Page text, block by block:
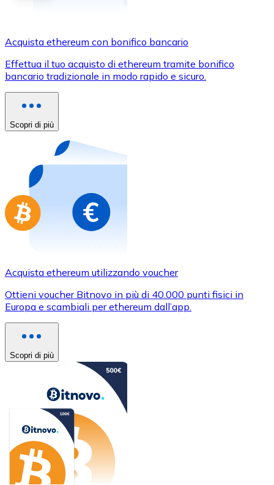
Usa le carte Visa e Mastercard per acquistare
Acquista con carta
Acquista gift card dei tuoi marchi preferiti con
Vai al negozio di carte regalo
Acquista ethereum con bonifico bancario
Effettua il tuo acquisto di ethereum tramite bonifico
bancario tradizionale in modo rapido e sicuro.
Scopri di più
Acquista ethereum utilizzando voucher
Ottieni voucher Bitnovo in più di 40.000 punti fisici in
Europa e scambiali per ethereum dall’app.
Scopri di più